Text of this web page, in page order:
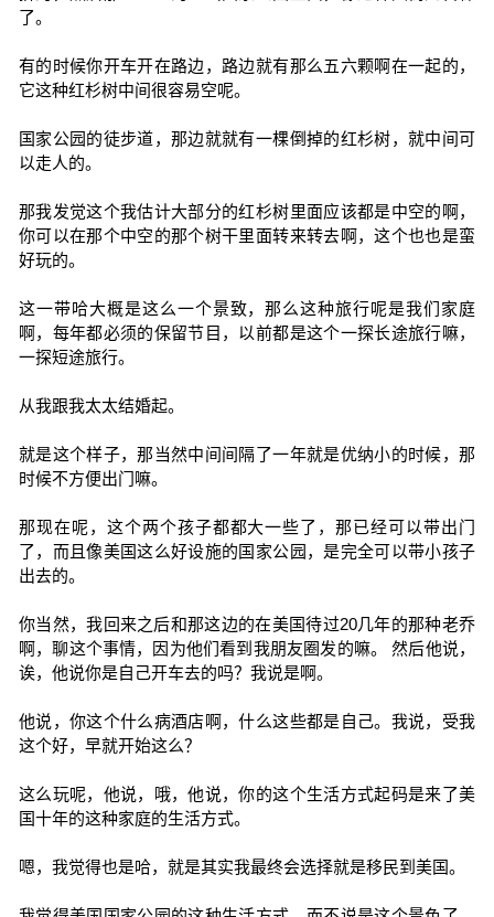
了。
有的时候你开车开在路边，路边就有那么五六颗啊在一起的，
它这种红杉树中间很容易空呢。
国家公园的徒步道，那边就就有一棵倒掉的红杉树，就中间可
以走人的。
那我发觉这个我估计大部分的红杉树里面应该都是中空的啊，
你可以在那个中空的那个树干里面转来转去啊，这个也也是蛮
好玩的。
这一带哈大概是这么一个景致，那么这种旅行呢是我们家庭
啊，每年都必须的保留节目，以前都是这个一探长途旅行嘛，
一探短途旅行。
从我跟我太太结婚起。
就是这个样子，那当然中间间隔了一年就是优纳小的时候，那
时候不方便出门嘛。
那现在呢，这个两个孩子都都大一些了，那已经可以带出门
了，而且像美国这么好设施的国家公园，是完全可以带小孩子
出去的。
你当然，我回来之后和那这边的在美国待过20几年的那种老乔
啊，聊这个事情，因为他们看到我朋友圈发的嘛。 然后他说，
诶，他说你是自己开车去的吗？我说是啊。
他说，你这个什么病酒店啊，什么这些都是自己。我说，受我
这个好，早就开始这么？
这么玩呢，他说，哦，他说，你的这个生活方式起码是来了美
国十年的这种家庭的生活方式。
嗯，我觉得也是哈，就是其实我最终会选择就是移民到美国。